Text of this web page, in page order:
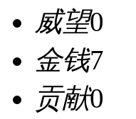
威望0
金钱7
贡献0